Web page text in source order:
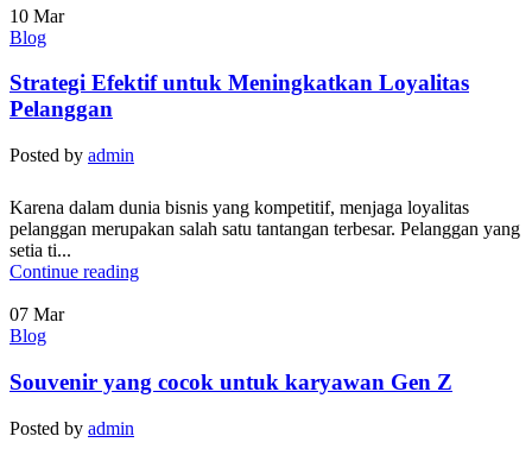
10 Mar
Blog
Strategi Efektif untuk Meningkatkan Loyalitas
Pelanggan
Posted by admin
Karena dalam dunia bisnis yang kompetitif, menjaga loyalitas
pelanggan merupakan salah satu tantangan terbesar. Pelanggan yang
setia ti...
Continue reading
07 Mar
Blog
Souvenir yang cocok untuk karyawan Gen Z
Posted by admin